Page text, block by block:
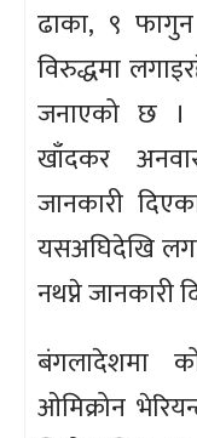
ढाका, ९
विरुद्धमा
जनाएको छ ।
खाँदकर
जानकारी
यसअघिदेखि
नथप्ने जानकारी
बंगलादेशमा
ओमिक्रोन